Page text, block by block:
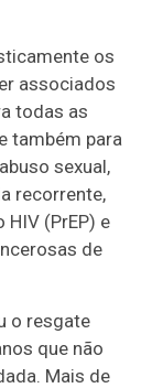
os
associados
todas as
também para
sexual,
recorrente,
(PrEP) e
de
o resgate
que não
Mais de